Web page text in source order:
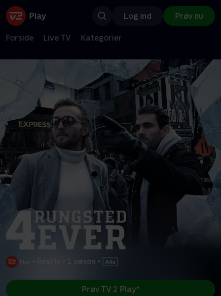
Log ind Prøv nu
Forside Live TV Kategorier
1 sæson •
Prøv TV 2 Play*